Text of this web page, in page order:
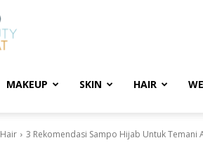
MAKEUP SKIN HAIR
Hair 3 Rekomendasi Sampo Hijab Untuk Temani